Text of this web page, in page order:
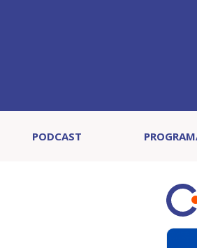
PODCAST